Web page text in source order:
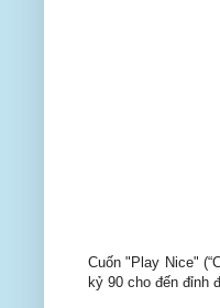
Cuốn "Play Nice"
kỷ 90 cho đến đỉnh